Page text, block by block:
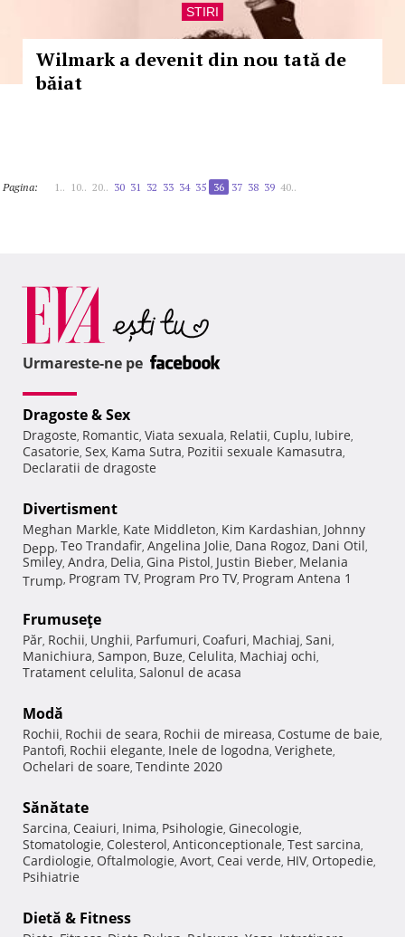
STIRI
Wilmark a devenit din nou tată de
băiat
Pagina: 1.. 10.. 20.. 30 31 32 33 34 35 36 37 38 39 40..
Urmareste-ne pe
Dragoste & Sex
Dragoste, Romantic, Viata sexuala, Relatii, Cuplu, Iubire,
Casatorie, Sex, Kama Sutra, Pozitii sexuale Kamasutra,
Declaratii de dragoste
Divertisment
Meghan Markle, Kate Middleton, Kim Kardashian, Johnny
Depp, Teo Trandafir, Angelina Jolie, Dana Rogoz, Dani Otil,
Smiley, Andra, Delia, Gina Pistol, Justin Bieber, Melania
Trump, Program TV, Program Pro TV, Program Antena 1
Frumuseţe
Păr, Rochii, Unghii, Parfumuri, Coafuri, Machiaj, Sani,
Manichiura, Sampon, Buze, Celulita, Machiaj ochi,
Tratament celulita, Salonul de acasa
Modă
Rochii, Rochii de seara, Rochii de mireasa, Costume de baie,
Pantofi, Rochii elegante, Inele de logodna, Verighete,
Ochelari de soare, Tendinte 2020
Sănătate
Sarcina, Ceaiuri, Inima, Psihologie, Ginecologie,
Stomatologie, Colesterol, Anticonceptionale, Test sarcina,
Cardiologie, Oftalmologie, Avort, Ceai verde, HIV, Ortopedie,
Psihiatrie
Dietă & Fitness